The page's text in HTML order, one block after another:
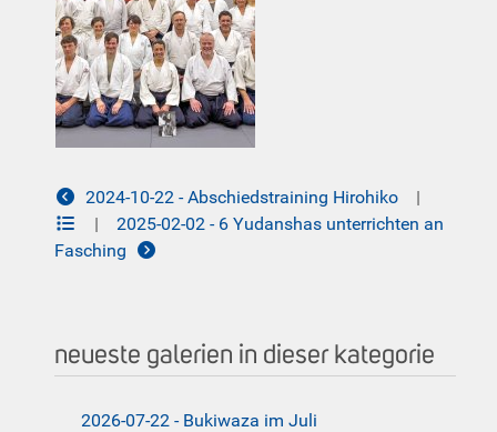
2024-10-22 - Abschiedstraining Hirohiko
|
|
2025-02-02 - 6 Yudanshas unterrichten an
Fasching
neueste galerien in dieser kategorie
2026-07-22 - Bukiwaza im Juli